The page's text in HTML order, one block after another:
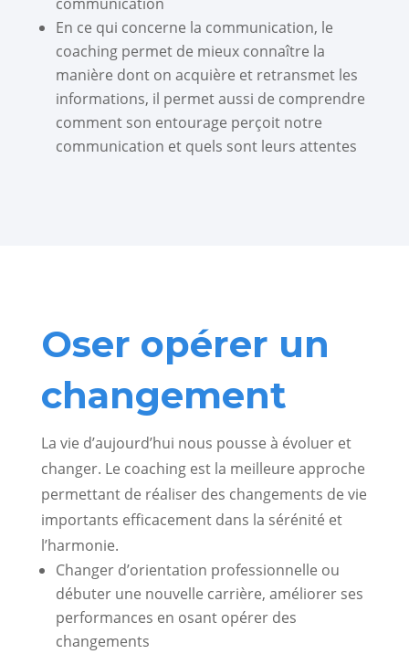
En ce qui concerne la communication, le
coaching permet de mieux connaître la
manière dont on acquière et retransmet les
informations, il permet aussi de comprendre
comment son entourage perçoit notre
communication et quels sont leurs attentes
Oser opérer un
changement
La vie d’aujourd’hui nous pousse à évoluer et
changer. Le coaching est la meilleure approche
permettant de réaliser des changements de vie
importants efficacement dans la sérénité et
l’harmonie.
Changer d’orientation professionnelle ou
débuter une nouvelle carrière, améliorer ses
performances en osant opérer des
changements